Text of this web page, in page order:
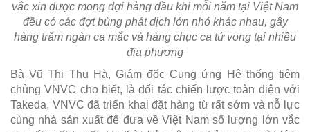
vắc xin được mong đợi hàng đầu khi mỗi năm tại Việt Nam
đều có các đợt bùng phát dịch lớn nhỏ khác nhau, gây
hàng trăm ngàn ca mắc và hàng chục ca tử vong tại nhiều
địa phương
Bà Vũ Thị Thu Hà, Giám đốc Cung ứng Hệ thống tiêm
chủng VNVC cho biết, là đối tác chiến lược toàn diện với
Takeda, VNVC đã triển khai đặt hàng từ rất sớm và nỗ lực
cùng nhà sản xuất để đưa về Việt Nam số lượng lớn vắc